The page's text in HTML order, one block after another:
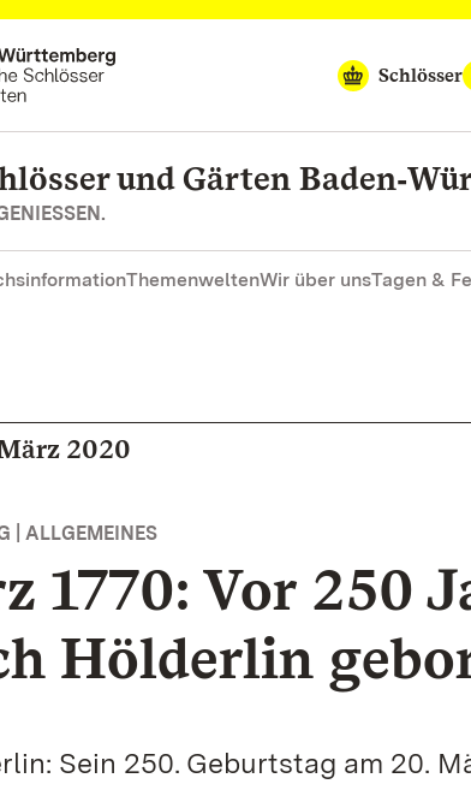
Schlösser
und Gärten
ThemenweltenWir über unsTagen &
2020
| ALLGEMEINES
1770: Vor 250
Hölderlin
Sein 250. Geburtstag am 20.